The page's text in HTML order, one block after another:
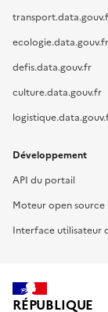
ecologie.data.gouv.fr
defis.data.gouv.fr
culture.data.gouv.fr
Développement
API du portail
Moteur open source
Interface utilisateur
RÉPUBLIQUE